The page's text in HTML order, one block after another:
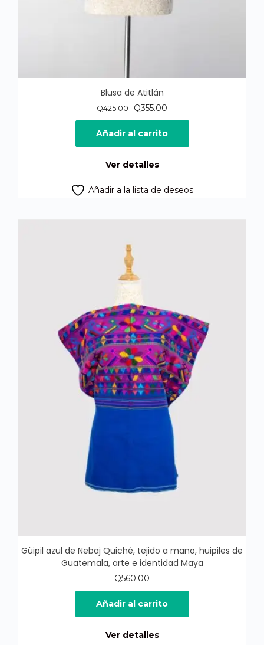
Blusa de Atitlán
Q425.00
El
precio
original
era:
Q355.00
precio
actual
es:
Añadir al carrito
Ver detalles
Añadir a la lista de deseos
Güipil azul de Nebaj Quiché, tejido a mano, huipiles de
Guatemala, arte e identidad Maya
Q560.00
Añadir al carrito
Ver detalles